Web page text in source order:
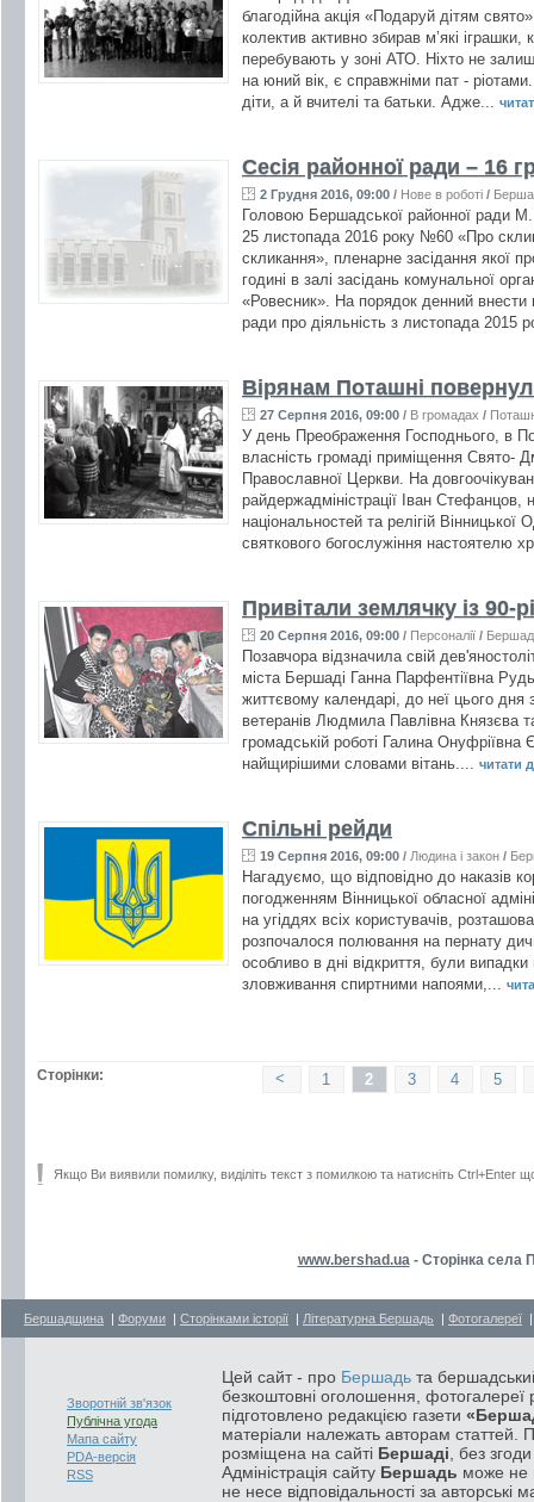
благодійна акція «Подаруй дітям
колектив активно збирав м’які
перебувають у зоні АТО. Ніхто не
на юний вік, є справжніми пат -
діти, а й вчителі та батьки. Адже...
Сесія районної ради – 16
2 Грудня 2016, 09:00 / Нове в роботі /
Головою Бершадської районної ради
25 листопада 2016 року №60 «Про
скликання», пленарне засідання якої
годині в залі засідань комунальної
«Ровесник». На порядок денний внести
ради про діяльність з листопада 2015
Вірянам Поташні
27 Серпня 2016, 09:00 / В громадах /
У день Преображення Господнього, в
власність громаді приміщення Свято-
Православної Церкви. На
райдержадміністрації Іван Стефанцов,
національностей та релігій
святкового богослужіння настоятелю
Привітали землячку із 90-
20 Серпня 2016, 09:00 / Персоналії /
Позавчора відзначила свій
міста Бершаді Ганна Парфентіївна
життєвому календарі, до неї цього дня
ветеранів Людмила Павлівна Князєва
громадській роботі Галина
найщирішими словами вітань.... читати
Спільні рейди
19 Серпня 2016, 09:00 / Людина і закон /
Нагадуємо, що відповідно до наказів
погодженням Вінницької обласної
на угіддях всіх користувачів,
розпочалося полювання на пернату
особливо в дні відкриття, були
зловживання спиртними напоями,...
Сторінки: 5
4
3
2
1
<
Якщо Ви виявили помилку, виділіть текст з помилкою та натисніть Ctrl+Enter
www.bershad.ua - Сторінка
Бершадщина | Форуми | Сторінками історії | Літературна Бершадь | Фотогалереї
Зворотній зв'язок
Публічна угода
Мапа сайту
PDA-версія
RSS
Цей сайт - про Бершадь та
безкоштовні оголошення, фотогалереї
підготовлено редакцією газети
матеріали належать авторам статтей.
розміщена на сайті Бершаді , без
Адміністрація сайту Бершадь може не
не несе відповідальності за авторські